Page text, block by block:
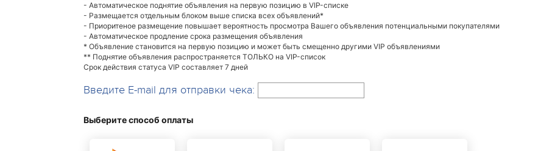
- Автоматическое поднятие объявления на первую позицию в VIP-списке
- Размещается отдельным блоком выше списка всех объявлений*
- Приоритеное размещение повышает вероятность просмотра Вашего объявления потенциальными покупателями
- Автоматическое продление срока размещения объявления
* Объявление становится на первую позицию и может быть смещенно другими VIP объявлениями
** Поднятие объявления распространяется ТОЛЬКО на VIP-список
Срок действия статуса VIP составляет 7 дней
Введите E-mail для отправки чека:
Выберите способ оплаты